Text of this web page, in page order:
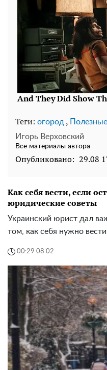
Теги: огород ,
Игорь Верховский
Все материалы автора
Опубликовано: 29.08
Как себя вести, если
юридические советы
Украинский юрист дал
том, как себя нужно
00:29 08.02